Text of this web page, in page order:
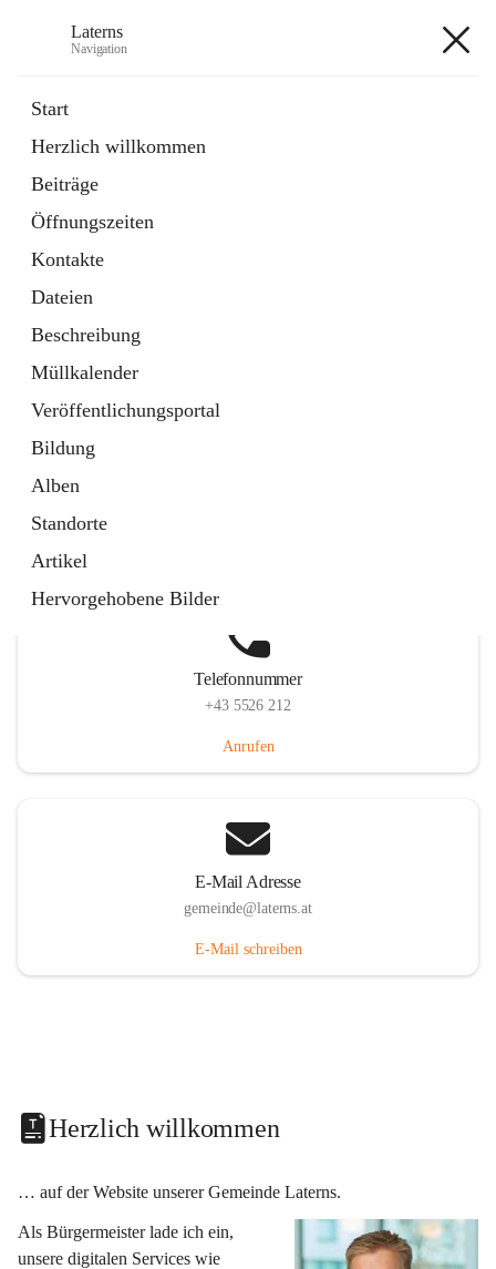
Laterns
Navigation
Start
Herzlich willkommen
Beiträge
Öffnungszeiten
Kontakte
Dateien
Beschreibung
Müllkalender
Veröffentlichungsportal
Bildung
Alben
Standorte
Artikel
Hervorgehobene Bilder
11 Schnellzugriffe
Soziales
1 Schnellzugriff
Telefonnummer
+43 5526 212
Anrufen
E-Mail Adresse
gemeinde@laterns.at
E-Mail schreiben
Herzlich willkommen
… auf der Website unserer Gemeinde Laterns.
Als Bürgermeister lade ich ein,
unsere digitalen Services wie